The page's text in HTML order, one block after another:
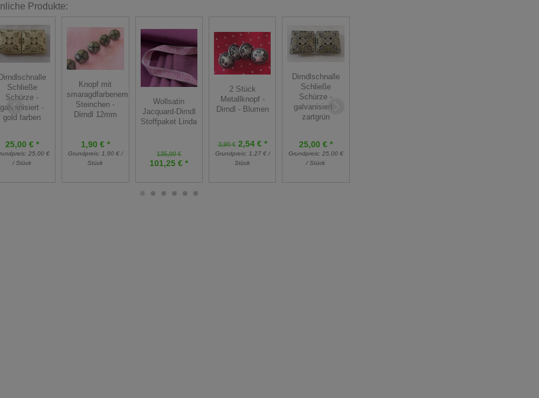
Produkte:
Dirndlschnalle
Schließe
Schürze -
galvanisiert -
gold farben
25,00 € *
25,00 €
/ Stück
Knopf mit
smaragdfarbenem
Steinchen -
Dirndl 12mm
1,90 € *
Grundpreis: 1,90 € /
Stück
Wollsatin
Jacquard-Dirndl
Stoffpaket Linda
135,00 €
101,25 € *
2 Stück
Metallknopf -
Dirndl - Blumen
3,90 €2,54 € *
Grundpreis: 1,27 € /
Stück
Dirndlschnalle
Schließe
Schürze -
galvanisiert -
zartgrün
25,00 € *
Grundpreis: 25,00 €
/ Stück